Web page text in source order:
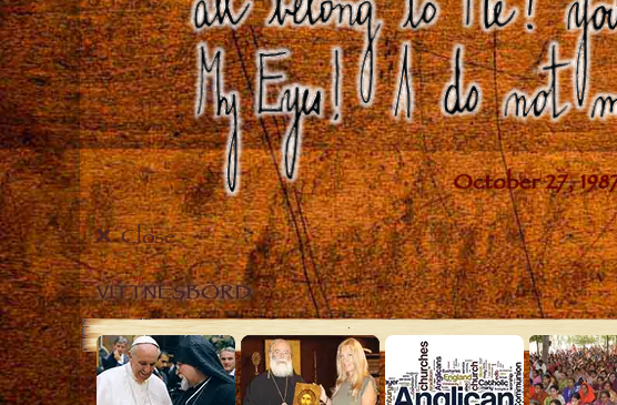
Close
VITTNESBÖRD